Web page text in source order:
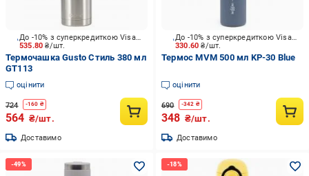
535.80₴/шт.
До -10% з суперкредиткою Visa Вигода
Термочашка Gusto Стиль 380 мл
GT113
оцінити
724 -160 ₴
564 ₴/шт.
Доставимо
330.60₴/шт.
До -10% з суперкредиткою Visa Вигода
Термос MVM 500 мл KP-30 Blue
оцінити
690 -342 ₴
348 ₴/шт.
Доставимо